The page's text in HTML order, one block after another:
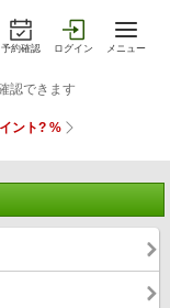
予約確認 ログイン メニュー